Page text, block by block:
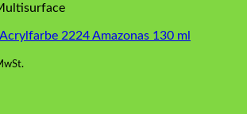
2224 Amazonas 130 ml